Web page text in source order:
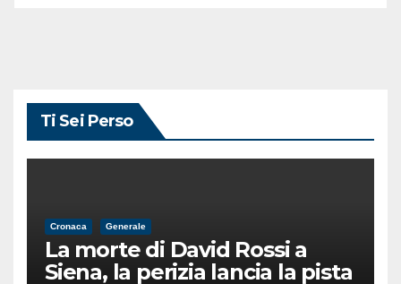
Ti Sei Perso
Cronaca Generale
La morte di David Rossi a
Siena, la perizia lancia la pista